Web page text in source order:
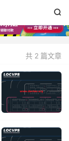

共 2 篇文章